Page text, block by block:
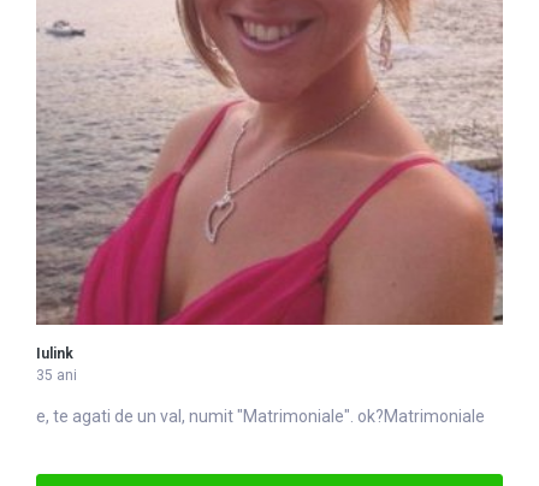
Iulink
35 ani
e, te agati de un val, numit "Matrimoniale". ok?Matrimoniale